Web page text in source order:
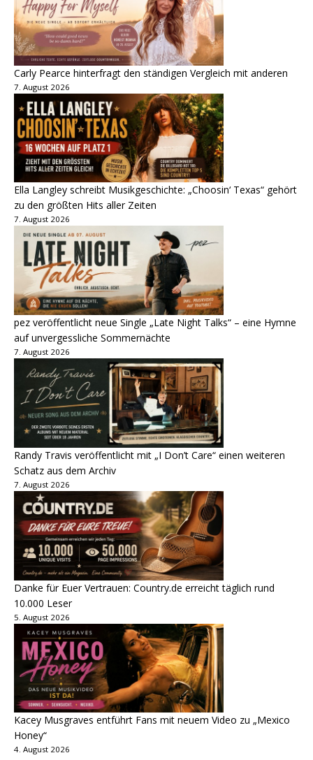
Carly Pearce hinterfragt den ständigen Vergleich mit anderen
7. August 2026
Ella Langley schreibt Musikgeschichte: „Choosin‘ Texas“ gehört
zu den größten Hits aller Zeiten
7. August 2026
pez veröffentlicht neue Single „Late Night Talks“ – eine Hymne
auf unvergessliche Sommernächte
7. August 2026
Randy Travis veröffentlicht mit „I Don’t Care“ einen weiteren
Schatz aus dem Archiv
7. August 2026
Danke für Euer Vertrauen: Country.de erreicht täglich rund
10.000 Leser
5. August 2026
Kacey Musgraves entführt Fans mit neuem Video zu „Mexico
Honey“
4. August 2026